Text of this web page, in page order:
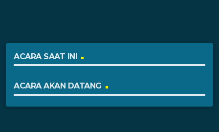
ACARA SAAT INI
ACARA AKAN DATANG